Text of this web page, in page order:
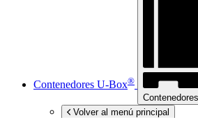
Contenedores U-Box®
Contenedores
Volver al menú principal